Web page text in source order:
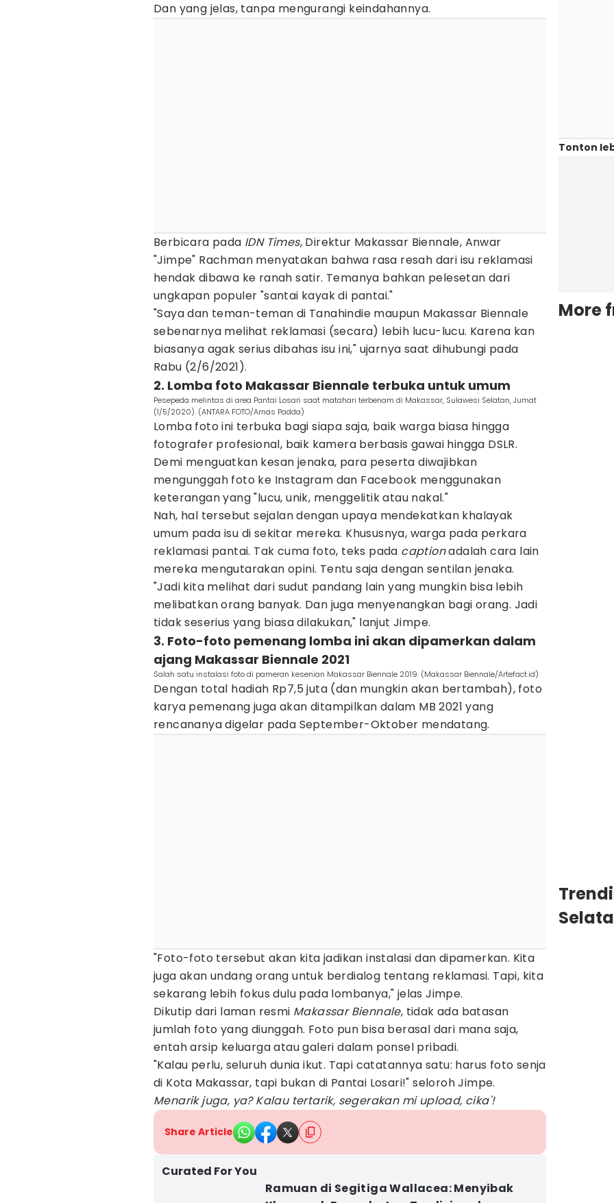
Dan yang jelas, tanpa mengurangi keindahannya.
Berbicara pada IDN Times, Direktur Makassar Biennale, Anwar
"Jimpe" Rachman menyatakan bahwa rasa resah dari isu reklamasi
hendak dibawa ke ranah satir. Temanya bahkan pelesetan dari
ungkapan populer "santai kayak di pantai."
"Saya dan teman-teman di Tanahindie maupun Makassar Biennale
sebenarnya melihat reklamasi (secara) lebih lucu-lucu. Karena kan
biasanya agak serius dibahas isu ini," ujarnya saat dihubungi pada
Rabu (2/6/2021).
2. Lomba foto Makassar Biennale terbuka untuk umum
Pesepeda melintas di area Pantai Losari saat matahari terbenam di Makassar, Sulawesi Selatan, Jumat
(1/5/2020). (ANTARA FOTO/Arnas Padda)
Lomba foto ini terbuka bagi siapa saja, baik warga biasa hingga
fotografer profesional, baik kamera berbasis gawai hingga DSLR.
Demi menguatkan kesan jenaka, para peserta diwajibkan
mengunggah foto ke Instagram dan Facebook menggunakan
keterangan yang "lucu, unik, menggelitik atau nakal."
Nah, hal tersebut sejalan dengan upaya mendekatkan khalayak
umum pada isu di sekitar mereka. Khususnya, warga pada perkara
reklamasi pantai. Tak cuma foto, teks pada captionadalah cara lain
mereka mengutarakan opini. Tentu saja dengan sentilan jenaka.
"Jadi kita melihat dari sudut pandang lain yang mungkin bisa lebih
melibatkan orang banyak. Dan juga menyenangkan bagi orang. Jadi
tidak seserius yang biasa dilakukan," lanjut Jimpe.
3. Foto-foto pemenang lomba ini akan dipamerkan dalam
ajang Makassar Biennale 2021
Salah satu instalasi foto di pameran kesenian Makassar Biennale 2019. (Makassar Biennale/Artefact.id)
Dengan total hadiah Rp7,5 juta (dan mungkin akan bertambah), foto
karya pemenang juga akan ditampilkan dalam MB 2021 yang
rencananya digelar pada September-Oktober mendatang.
"Foto-foto tersebut akan kita jadikan instalasi dan dipamerkan. Kita
juga akan undang orang untuk berdialog tentang reklamasi. Tapi, kita
sekarang lebih fokus dulu pada lombanya," jelas Jimpe.
Dikutip dari laman resmi Makassar Biennale, tidak ada batasan
jumlah foto yang diunggah. Foto pun bisa berasal dari mana saja,
entah arsip keluarga atau galeri dalam ponsel pribadi.
"Kalau perlu, seluruh dunia ikut. Tapi catatannya satu: harus foto senja
di Kota Makassar, tapi bukan di Pantai Losari!" seloroh Jimpe.
Menarik juga, ya? Kalau tertarik, segerakan mi upload, cika'!
Share Article
Curated For You
Ramuan di Segitiga Wallacea: Menyibak
Tonton
More